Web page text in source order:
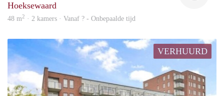
Hoeksewaard
48 m2 · 2 kamers · Vanaf ? - Onbepaalde tijd
VERHUURD